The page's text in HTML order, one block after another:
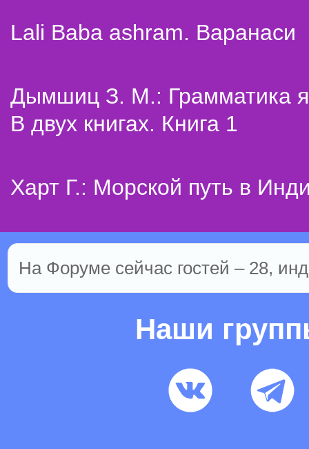
Lali Baba ashram. Варанаси
Дымшиц З. М.: Грамматика
В двух книгах. Книга 1
Харт Г.: Морской путь в
На Форуме сейчас гостей – 28,
Наши